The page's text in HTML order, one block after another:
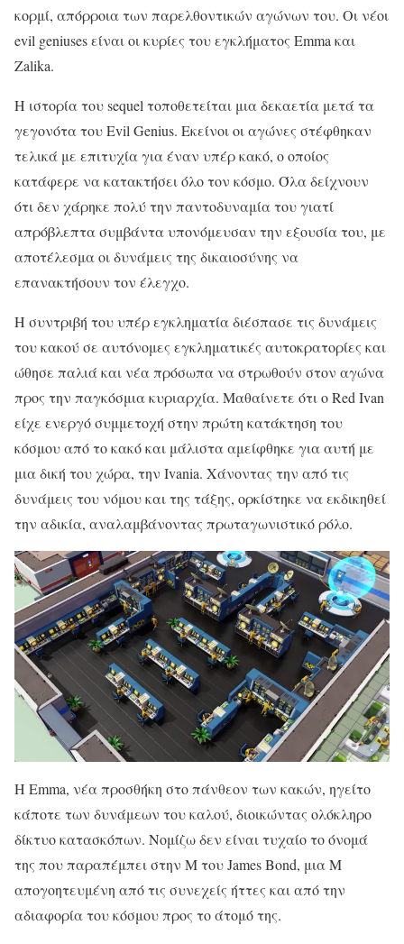
κορμί, απόρροια των παρελθοντικών αγώνων του. Οι νέοι
evil geniuses είναι οι κυρίες του εγκλήματος Emma και
Zalika.
Η ιστορία του sequel τοποθετείται μια δεκαετία μετά τα
γεγονότα του Evil Genius. Εκείνοι οι αγώνες στέφθηκαν
τελικά με επιτυχία για έναν υπέρ κακό, ο οποίος
κατάφερε να κατακτήσει όλο τον κόσμο. Όλα δείχνουν
ότι δεν χάρηκε πολύ την παντοδυναμία του γιατί
απρόβλεπτα συμβάντα υπονόμευσαν την εξουσία του, με
αποτέλεσμα οι δυνάμεις της δικαιοσύνης να
επανακτήσουν τον έλεγχο.
Η συντριβή του υπέρ εγκληματία διέσπασε τις δυνάμεις
του κακού σε αυτόνομες εγκληματικές αυτοκρατορίες και
ώθησε παλιά και νέα πρόσωπα να στρωθούν στον αγώνα
προς την παγκόσμια κυριαρχία. Μαθαίνετε ότι ο Red Ivan
είχε ενεργό συμμετοχή στην πρώτη κατάκτηση του
κόσμου από το κακό και μάλιστα αμείφθηκε για αυτή με
μια δική του χώρα, την Ivania. Χάνοντας την από τις
δυνάμεις του νόμου και της τάξης, ορκίστηκε να εκδικηθεί
την αδικία, αναλαμβάνοντας πρωταγωνιστικό ρόλο.
Η Emma, νέα προσθήκη στο πάνθεον των κακών, ηγείτο
κάποτε των δυνάμεων του καλού, διοικώντας ολόκληρο
δίκτυο κατασκόπων. Νομίζω δεν είναι τυχαίο το όνομά
της που παραπέμπει στην M του James Bond, μια M
απογοητευμένη από τις συνεχείς ήττες και από την
αδιαφορία του κόσμου προς το άτομό της.